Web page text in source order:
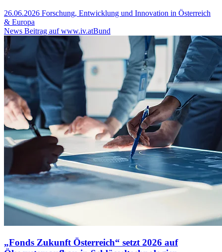
26.06.2026 Forschung, Entwicklung und Innovation in Österreich
& Europa
News Beitrag auf www.iv.atBund
„Fonds Zukunft Österreich“ setzt 2026 auf